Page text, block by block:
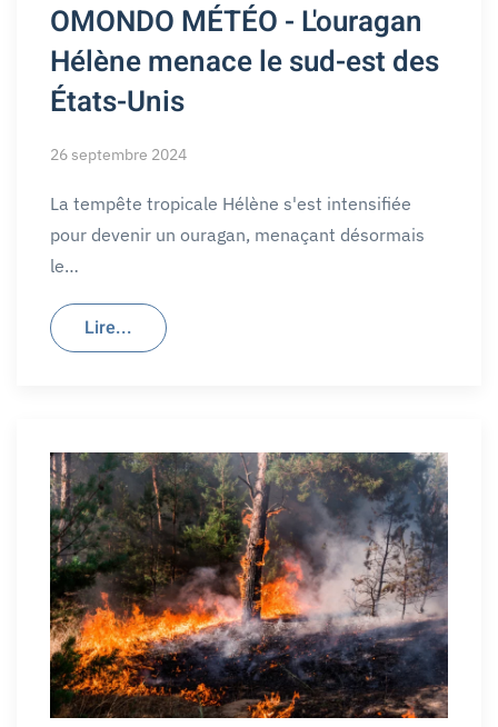
OMONDO MÉTÉO - L'ouragan
Hélène menace le sud-est des
États-Unis
26 septembre 2024
La tempête tropicale Hélène s'est intensifiée
pour devenir un ouragan, menaçant désormais
le…
Lire...